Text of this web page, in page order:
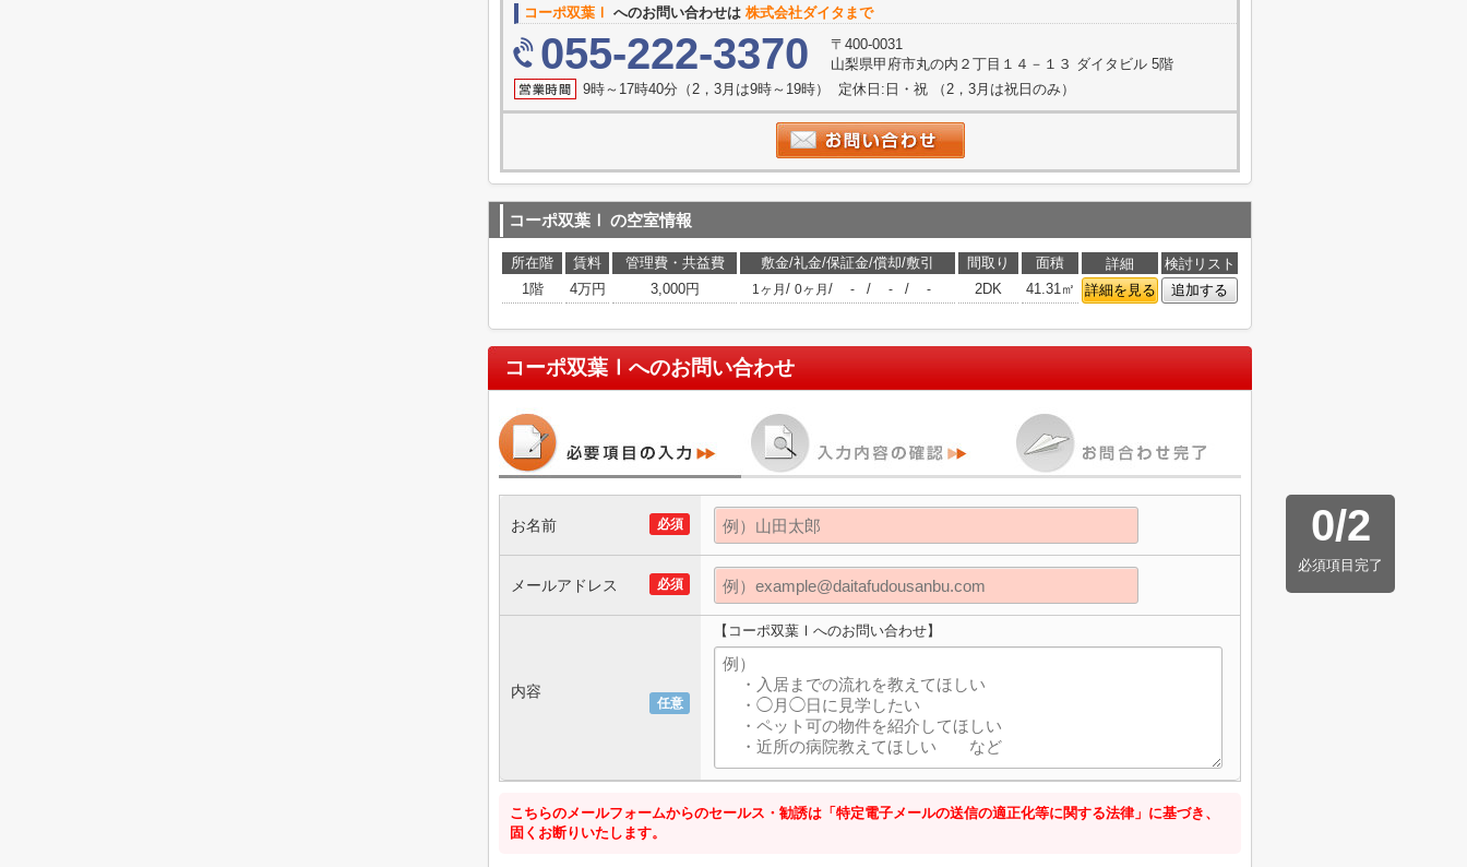
コーポ双葉Ⅰ へのお問い合わせは 株式会社ダイタまで
055-222-3370
〒400-0031
山梨県甲府市丸の内２丁目１４－１３ ダイタビル 5階
9時～17時40分（2，3月は9時～19時） 定休日:日・祝 （2，3月は祝日のみ）
コーポ双葉Ⅰ の空室情報
所在階 賃料 管理費・共益費 敷金/礼金/保証金/償却/敷引 間取り 面積 詳細
検討リスト
1階
4万円 3,000円 1ヶ月 / 0ヶ月 / - / - / - 2DK 41.31㎡ 詳細を見る 追加する
コーポ双葉Ⅰ へのお問い合わせ
0/2
必須項目完了
必須
お名前
必須
メールアドレス
任意
内容
【コーポ双葉Ⅰへのお問い合わせ】
こちらのメールフォームからのセールス・勧誘は「特定電子メールの送信の適正化等に関する法律」に基づき、
固くお断りいたします。